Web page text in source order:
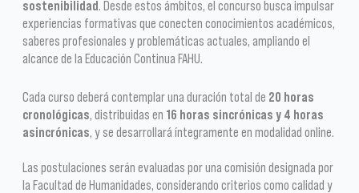
sostenibilidad . Desde estos ámbitos, el concurso busca impulsar
experiencias formativas que conecten conocimientos académicos,
saberes profesionales y problemáticas actuales, ampliando el
alcance de la Educación Continua FAHU.
Cada curso deberá contemplar una duración total de 20 horas
cronológicas, distribuidas en 16 horas sincrónicas y 4 horas
asincrónicas, y se desarrollará íntegramente en modalidad online.
Las postulaciones serán evaluadas por una comisión designada por
la Facultad de Humanidades, considerando criterios como calidad y